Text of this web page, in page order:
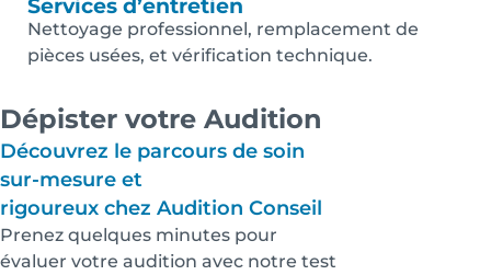
Services d’entretien
Nettoyage professionnel, remplacement de
pièces usées, et vérification technique.
Dépister votre Audition
Découvrez le parcours de soin
sur-mesure et
rigoureux chez Audition Conseil
Prenez quelques minutes pour
évaluer votre audition avec notre test